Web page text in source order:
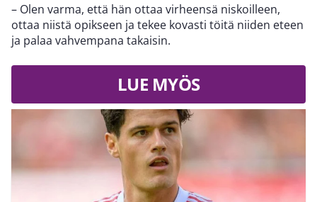
– Olen varma, että hän ottaa virheensä niskoilleen,
ottaa niistä opikseen ja tekee kovasti töitä niiden eteen
ja palaa vahvempana takaisin.
LUE MYÖS